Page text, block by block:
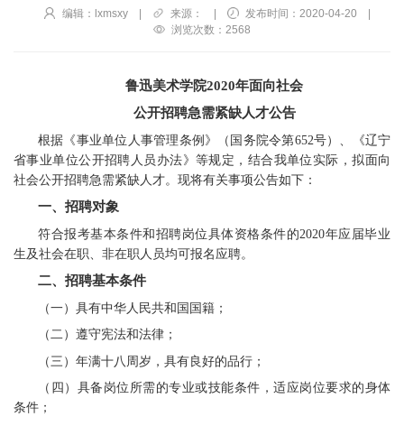
编辑：lxmsxy | 来源： | 发布时间：2020-04-20
|
浏览次数： 2568
鲁迅美术学院2020年面向社会
公开招聘急需紧缺人才公告
根据《事业单位人事管理条例》（国务院令第652号）、《辽宁
省事业单位公开招聘人员办法》等规定，结合我单位实际，拟面向
社会公开招聘急需紧缺人才。现将有关事项公告如下：
一、招聘对象
符合报考基本条件和招聘岗位具体资格条件的2020年应届毕业
生及社会在职、非在职人员均可报名应聘。
二、招聘基本条件
（一）具有中华人民共和国国籍；
（二）遵守宪法和法律；
（三）年满十八周岁，具有良好的品行；
（四）具备岗位所需的专业或技能条件，适应岗位要求的身体
条件；